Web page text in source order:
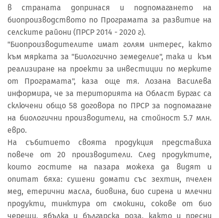
в страната допринася и подпомагането на
биопроизводството по Програмата за развитие на
селските райони (ПРСР 2014 - 2020 г).
"Биопроизводителите имат голям интерес, както
към мярката за "Биологично земеделие", така и към
реализиране на проекти за инвестиции по мерките
от Програмата", каза още тя. Лозана Василева
информира, че за територията на Област Бургас са
сключени общо 58 договора по ПРСР за подпомагане
на биологични производители, на стойност 5.7 млн.
евро.
На събитието своята продукция представиха
повече от 20 производители. След продуктите,
които гостите на пазара можеха да видят и
опитат бяха: сушени домати със зехтин, пчелен
мед, етерични масла, биовина, био сирена и млечни
продукти, тинктура от смокини, сокове от био
череши, ябълка и българска роза, както и пресни